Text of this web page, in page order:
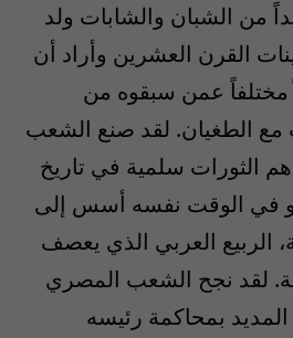
من الشبان والشابات ولد
القرن العشرين وأراد أن
مختلفاً عمن سبقوه من
مع الطغيان. لقد صنع الشعب
الثورات سلمية في تاريخ
في الوقت نفسه أسس إلى
الربيع العربي الذي يعصف
لقد نجح الشعب المصري
بمحاكمة رئيسه